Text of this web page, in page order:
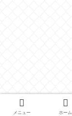
メニュー ホーム